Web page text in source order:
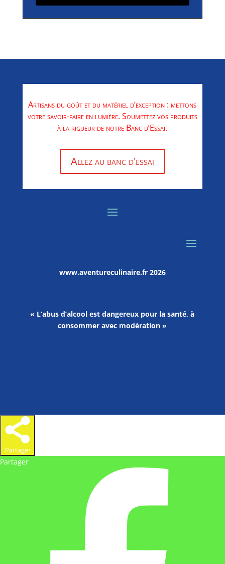
Artisans du goût et du matériel d’exception : mettons
votre savoir-faire en lumière. Soumettez vos produits
à la rigueur de notre Banc d’Essai.
Allez au banc d'essai
www.aventureculinaire.fr2026
« L’abus d’alcool est dangereux pour la santé, à
consommer avec modération »
Partager
Partager